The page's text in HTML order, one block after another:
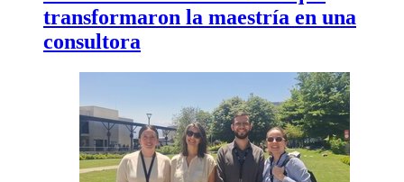
transformaron la maestría en una
consultora